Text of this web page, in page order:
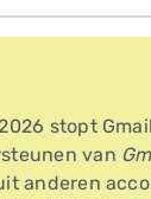
stopt
van
anderen